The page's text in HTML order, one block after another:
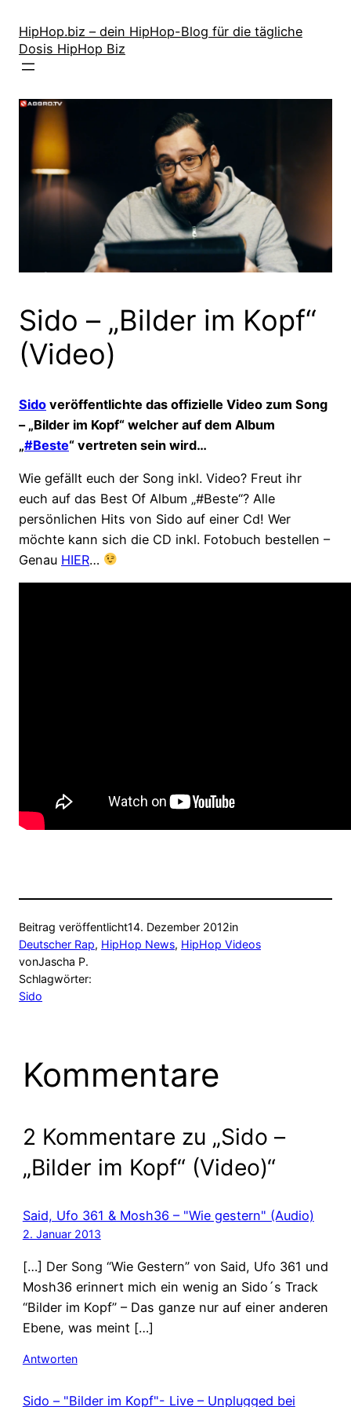
Inhalt
springen
HipHop.biz – dein HipHop-Blog für die tägliche
Dosis HipHop Biz
Sido – „Bilder im Kopf“
(Video)
Sido veröffentlichte das offizielle Video zum Song
– „Bilder im Kopf“ welcher auf dem Album
„#Beste“ vertreten sein wird…
Wie gefällt euch der Song inkl. Video? Freut ihr
euch auf das Best Of Album „#Beste“? Alle
persönlichen Hits von Sido auf einer Cd! Wer
möchte kann sich die CD inkl. Fotobuch bestellen –
Genau HIER…
Beitrag veröffentlicht14. Dezember 2012in
Deutscher Rap, HipHop News, HipHop Videos
vonJascha P.
Schlagwörter:
Sido
Kommentare
2 Kommentare zu „Sido –
„Bilder im Kopf“ (Video)“
Said, Ufo 361 & Mosh36 – "Wie gestern" (Audio)
2. Januar 2013
[…] Der Song “Wie Gestern” von Said, Ufo 361 und
Mosh36 erinnert mich ein wenig an Sido´s Track
“Bilder im Kopf” – Das ganze nur auf einer anderen
Ebene, was meint […]
Antworten
Sido – "Bilder im Kopf"- Live – Unplugged bei